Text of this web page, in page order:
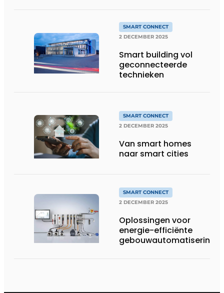
SMART CONNECT
2 DECEMBER 2025
Smart building vol
geconnecteerde
technieken
SMART CONNECT
2 DECEMBER 2025
Van smart homes
naar smart cities
SMART CONNECT
2 DECEMBER 2025
Oplossingen voor
energie-efficiënte
gebouwautomatisering